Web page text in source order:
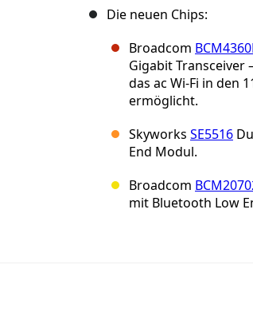
Die neuen Chips:
Broadcom
Gigabit Transceiver
das ac Wi-Fi in den
ermöglicht.
Skyworks SE5516
End Modul.
Broadcom
mit Bluetooth Low